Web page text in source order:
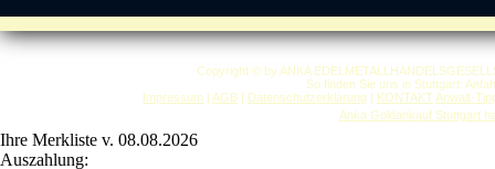
Copyright © by ANKA
So finden Sie uns in Stuttgart:
Impressum | AGB | Datenschutzerklärung | KONTAKT Anwalt-
Anka Goldankauf Stuttgart
Ihre Merkliste v. 08.08.2026
Auszahlung: